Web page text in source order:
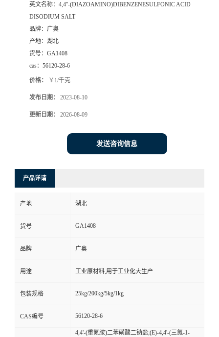
英文名称： 4,4''-(DIAZOAMINO)DIBENZENESULFONIC ACID
DISODIUM SALT
品牌： 广奥
产地： 湖北
货号： GA1408
cas： 56120-28-6
价格： ￥1/千克
发布日期： 2023-08-10
更新日期： 2026-08-09
发送咨询信息
产品详请
产地 湖北
货号 GA1408
品牌 广奥
用途 工业原材料,用于工业化大生产
包装规格 25kg/200kg/5kg/1kg
CAS编号 56120-28-6
4,4'-(重氮胺)二苯磺酸二钠盐;(E)-4,4'-(三氮-1-